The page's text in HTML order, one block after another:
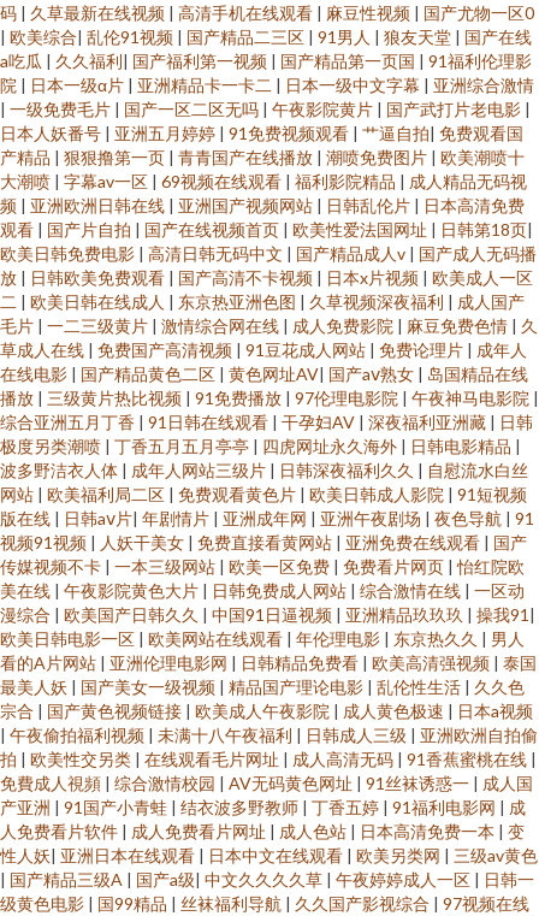
码 | 久草最新在线视频 | 高清手机在线观看 | 麻豆性视频 | 国产尤物一区0
| 欧美综合| 乱伦91视频 | 国产精品二三区 | 91男人 | 狼友天堂 | 国产在线
a吃瓜 | 久久福利| 国产福利第一视频 | 国产精品第一页国 | 91福利伦理影
院 | 日本一级α片 | 亚洲精品卡一卡二 | 日本一级中文字幕 | 亚洲综合激情
| 一级免费毛片 | 国产一区二区无吗 | 午夜影院黄片 | 国产武打片老电影 |
日本人妖番号 | 亚洲五月婷婷 | 91免费视频观看 | 艹逼自拍| 免费观看国
产精品 | 狠狠撸第一页 | 青青国产在线播放 | 潮喷免费图片 | 欧美潮喷十
大潮喷 | 字幕av一区 | 69视频在线观看 | 福利影院精品 | 成人精品无码视
频 | 亚洲欧洲日韩在线 | 亚洲国产视频网站 | 日韩乱伦片 | 日本高清免费
观看 | 国产片自拍 | 国产在线视频首页 | 欧美性爱法国网址 | 日韩第18页|
欧美日韩免费电影 | 高清日韩无码中文 | 国产精品成人v | 国产成人无码播
放 | 日韩欧美免费观看 | 国产高清不卡视频 | 日本x片视频 | 欧美成人一区
二 | 欧美日韩在线成人 | 东京热亚洲色图 | 久草视频深夜福利 | 成人国产
毛片 | 一二三级黄片 | 激情综合网在线 | 成人免费影院 | 麻豆免费色情 | 久
草成人在线 | 免费国产高清视频 | 91豆花成人网站 | 免费论理片 | 成年人
在线电影 | 国产精品黄色二区 | 黄色网址AV| 国产aⅴ熟女 | 岛国精品在线
播放 | 三级黄片热比视频 | 91免费播放 | 97伦理电影院 | 午夜神马电影院 |
综合亚洲五月丁香 | 91日韩在线观看 | 干孕妇AV | 深夜福利亚洲藏 | 日韩
极度另类潮喷 | 丁香五月五月亭亭 | 四虎网址永久海外 | 日韩电影精品 |
波多野洁衣人体 | 成年人网站三级片 | 日韩深夜福利久久 | 自慰流水白丝
网站 | 欧美福利局二区 | 免费观看黄色片 | 欧美日韩成人影院 | 91短视频
版在线 | 日韩aⅴ片| 年剧情片 | 亚洲成年网 | 亚洲午夜剧场 | 夜色导航 | 91
视频91视频 | 人妖干美女 | 免费直接看黄网站 | 亚洲免费在线观看 | 国产
传媒视频不卡 | 一本三级网站 | 欧美一区免费 | 免费看片网页 |怡红院欧
美在线 | 午夜影院黄色大片 | 日韩免费成人网站 | 综合激情在线 | 一区动
漫综合 | 欧美国产日韩久久 | 中国91日逼视频 | 亚洲精品玖玖玖 | 操我91 |
欧美日韩电影一区 | 欧美网站在线观看 | 年伦理电影 | 东京热久久 | 男人
看的A片网站 | 亚洲伦理电影网 | 日韩精品免费看 | 欧美高清强视频 | 泰国
最美人妖 | 国产美女一级视频 | 精品国产理论电影 | 乱伦性生活 | 久久色
宗合 | 国产黄色视频链接 | 欧美成人午夜影院 | 成人黄色极速 | 日本a视频
| 午夜偷拍福利视频 | 未满十八午夜福利 | 日韩成人三级 | 亚洲欧洲自拍偷
拍 | 欧美性交另类 | 在线观看毛片网址 | 成人高清无码 | 91香蕉蜜桃在线 |
免費成人視頻 | 综合激情校园 | AV无码黄色网址 | 91丝袜诱惑一 | 成人国
产亚洲 | 91国产小青蛙 | 结衣波多野教师 | 丁香五婷 | 91福利电影网 | 成
人免费看片软件 | 成人免费看片网址 | 成人色站 | 日本高清免费一本 | 变
性人妖| 亚洲日本在线观看 | 日本中文在线观看 | 欧美另类网 | 三级av黄色
| 国产精品三级A | 国产a级| 中文久久久久草 | 午夜婷婷成人一区 | 日韩一
级黄色电影 | 国99精品 | 丝袜福利导航 | 久久国产影视综合 | 97视频在线